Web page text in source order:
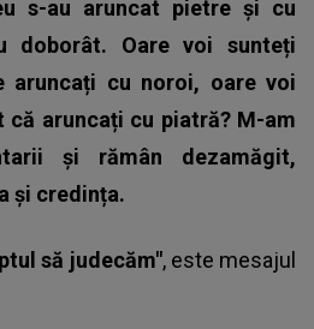
s-au aruncat pietre și cu
doborât. Oare voi sunteți
cu noroi, oare voi
aruncați cu piatră? M-am
și rămân dezamăgit,
și credința.
să judecăm", este mesajul